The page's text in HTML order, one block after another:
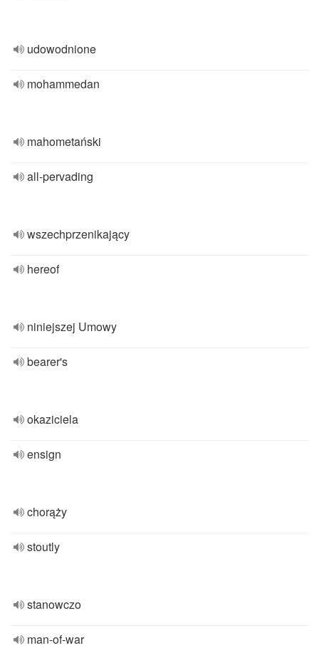
udowodnione
mohammedan
mahometański
all-pervading
wszechprzenikający
hereof
niniejszej Umowy
bearer's
okaziciela
ensign
chorąży
stoutly
stanowczo
man-of-war